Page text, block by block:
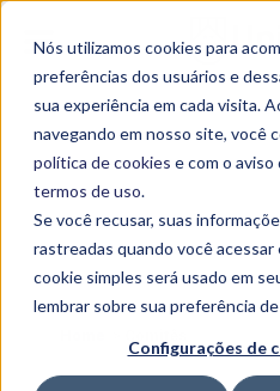
Nós utilizamos cookies para
preferências dos usuários e
sua experiência em cada visita.
navegando em nosso site, você
política de cookies e com o aviso
termos de uso.
Se você recusar, suas
rastreadas quando você acessar
cookie simples será usado em
lembrar sobre sua preferência
Configurações de